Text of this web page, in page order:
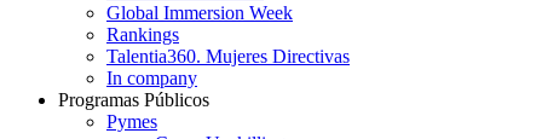
Global Immersion Week
Rankings
Talentia360. Mujeres Directivas
In company
Programas Públicos
Pymes